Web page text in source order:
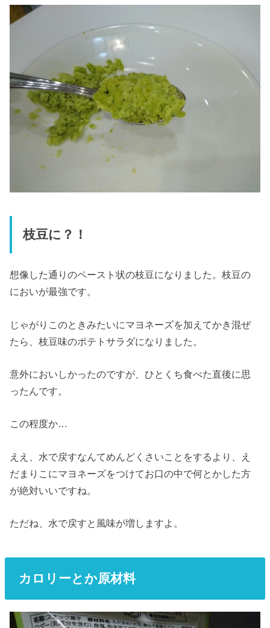
枝豆に？！
想像した通りのペースト状の枝豆になりました。枝豆の
においが最強です。
じゃがりこのときみたいにマヨネーズを加えてかき混ぜ
たら、枝豆味のポテトサラダになりました。
意外においしかったのですが、ひとくち食べた直後に思
ったんです。
この程度か…
ええ、水で戻すなんてめんどくさいことをするより、え
だまりこにマヨネーズをつけてお口の中で何とかした方
が絶対いいですね。
ただね、水で戻すと風味が増しますよ。
カロリーとか原材料